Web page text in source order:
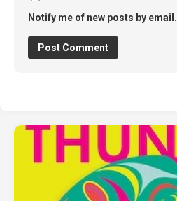
Notify me of new posts by email.